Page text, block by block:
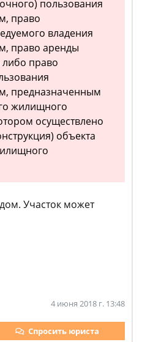
пользования
право
владения
право аренды
либо право
предназначенным
жилищного
осуществлено
объекта
Участок может
4 июня 2018 г. 13:48
Спросить юриста